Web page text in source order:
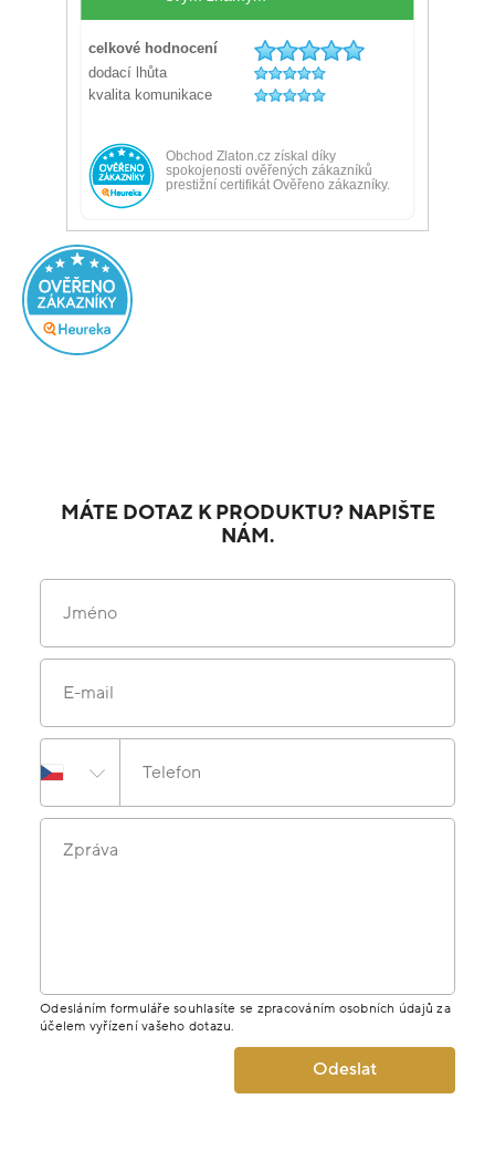
MÁTE DOTAZ K PRODUKTU? NAPIŠTE
NÁM.
Jméno
E-mail
Telefon
Zpráva
Odesláním formuláře souhlasíte se zpracováním osobních údajů za
účelem vyřízení vašeho dotazu.
Odeslat